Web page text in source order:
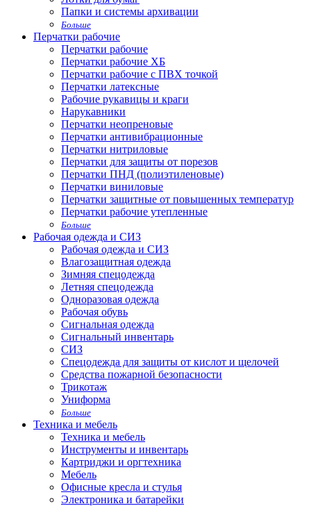
Папки и системы архивации
Больше
Перчатки рабочие
Перчатки рабочие
Перчатки рабочие ХБ
Перчатки рабочие с ПВХ точкой
Перчатки латексные
Рабочие рукавицы и краги
Нарукавники
Перчатки неопреновые
Перчатки антивибрационные
Перчатки нитриловые
Перчатки для защиты от порезов
Перчатки ПНД (полиэтиленовые)
Перчатки виниловые
Перчатки защитные от повышенных температур
Перчатки рабочие утепленные
Больше
Рабочая одежда и СИЗ
Рабочая одежда и СИЗ
Влагозащитная одежда
Зимняя спецодежда
Летняя спецодежда
Одноразовая одежда
Рабочая обувь
Сигнальная одежда
Сигнальный инвентарь
СИЗ
Спецодежда для защиты от кислот и щелочей
Средства пожарной безопасности
Трикотаж
Униформа
Больше
Техника и мебель
Техника и мебель
Инструменты и инвентарь
Картриджи и оргтехника
Мебель
Офисные кресла и стулья
Электроника и батарейки